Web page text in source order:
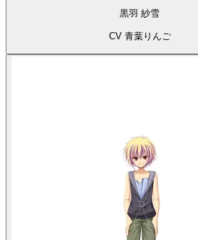
黒羽 紗雪
CV 青葉りんご